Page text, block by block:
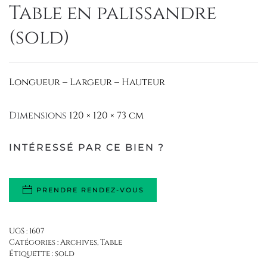
Table en palissandre
(sold)
Longueur – Largeur – Hauteur
Dimensions 120 × 120 × 73 cm
INTÉRESSÉ PAR CE BIEN ?
PRENDRE RENDEZ-VOUS
UGS : 1607
Catégories :Archives,Table
Étiquette :sold